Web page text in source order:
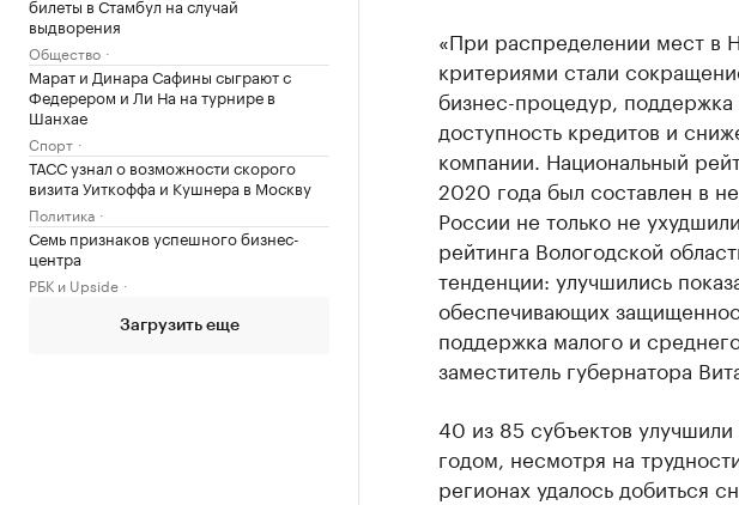
билеты в Стамбул на случай
выдворения
Общество
Марат и Динара Сафины сыграют с
Федерером и Ли На на турнире в
Шанхае
Спорт
ТАСС узнал о возможности скорого
визита Уиткоффа и Кушнера в Москву
Политика
Семь признаков успешного бизнес-
центра
РБК и Upside
Загрузить еще
«При распределении мест в
критериями стали
бизнес-процедур,
доступность кредитов и
компании. Национальный
2020 года был составлен в
России не только не
рейтинга Вологодской
тенденции: улучшились
обеспечивающих
поддержка малого и
заместитель губернатора
40 из 85 субъектов
годом, несмотря на
регионах удалось добиться